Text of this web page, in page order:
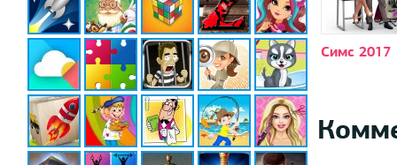
Симс 2017